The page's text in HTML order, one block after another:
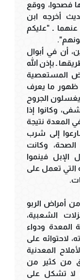
فصحوا، ووقع
أخرجه ابن
ـ "عليكم
أن في أبوال
ـ بإذن الله
المستعصية
ظهور ما يعرف
يغسلون الجروح
وكانوا إذا
المعدة نتيجة
إلى شرب
الصحة، وكانت
فينموا
التي تعمل على
أمراض الربو
الشعبية،
المعدة ودواء
لاحتوائه على
المعدنية
من كثير من
لا تشكل على